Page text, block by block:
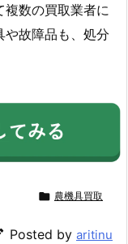
複数の買取業者に
や故障品も、処分
 農機具買取
Posted by aritinu